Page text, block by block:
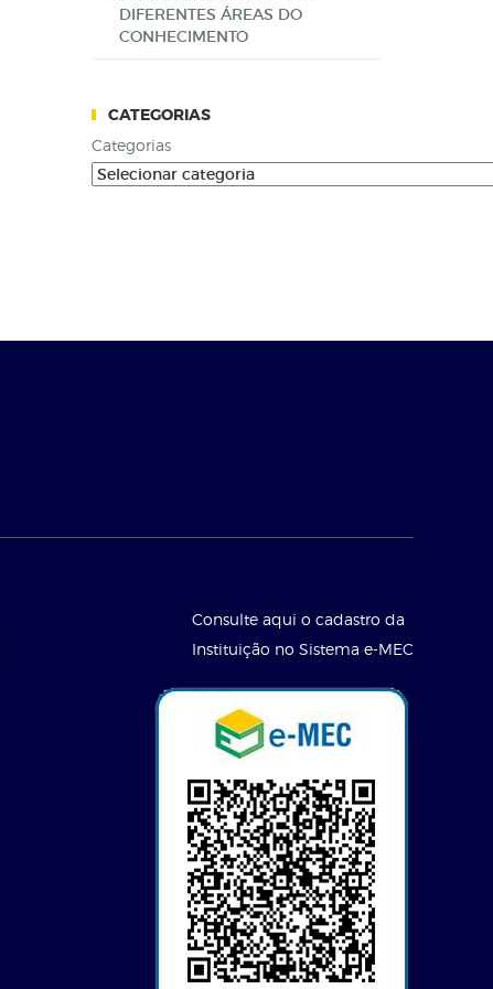
DIFERENTES ÁREAS DO
CONHECIMENTO
CATEGORIAS
Categorias
Consulte aqui o cadastro da
Instituição no Sistema e-MEC